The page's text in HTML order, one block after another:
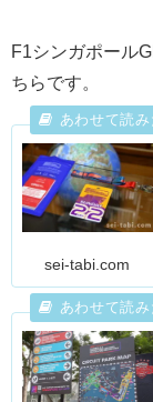
F1シンガポール
ちらです。
sei-tabi.com